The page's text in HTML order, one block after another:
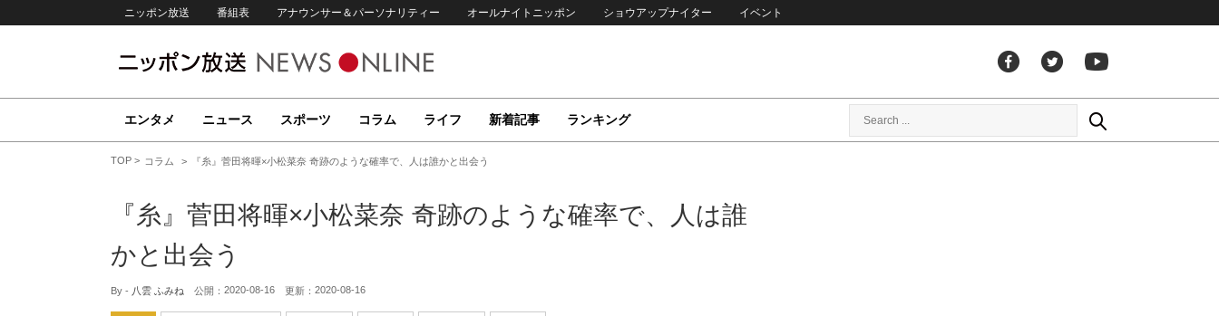
ニッポン放送 番組表 アナウンサー＆パーソナリティー オールナイトニッポン ショウアップナイター イベント
エンタメ ニュース スポーツ コラム ライフ 新着記事 ランキング
TOP コラム 『糸』菅田将暉×小松菜奈 奇跡のような確率で、人は誰かと出会う
『糸』菅田将暉×小松菜奈 奇跡のような確率で、人は誰
かと出会う
By - 八雲 ふみね 公開： 2020-08-16 更新： 2020-08-16